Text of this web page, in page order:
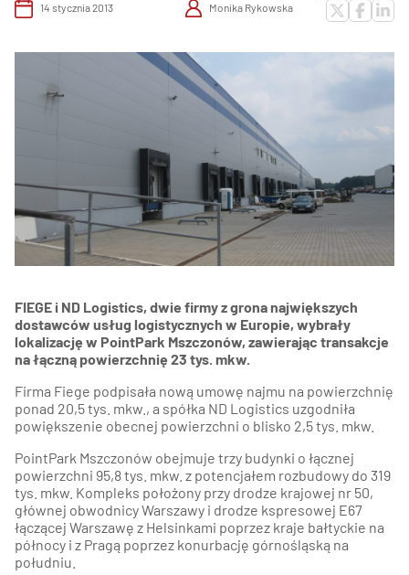
14 stycznia 2013 Monika Rykowska
FIEGE i ND Logistics, dwie firmy z grona największych
dostawców usług logistycznych w Europie, wybrały
lokalizację w PointPark Mszczonów, zawierając transakcje
na łączną powierzchnię 23 tys. mkw.
Firma Fiege podpisała nową umowę najmu na powierzchnię
ponad 20,5 tys. mkw., a spółka ND Logistics uzgodniła
powiększenie obecnej powierzchni o blisko 2,5 tys. mkw.
PointPark Mszczonów obejmuje trzy budynki o łącznej
powierzchni 95,8 tys. mkw. z potencjałem rozbudowy do 319
tys. mkw. Kompleks położony przy drodze krajowej nr 50,
głównej obwodnicy Warszawy i drodze kspresowej E67
łączącej Warszawę z Helsinkami poprzez kraje bałtyckie na
północy i z Pragą poprzez konurbację górnośląską na
południu.